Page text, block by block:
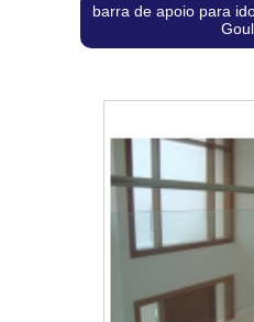
barra de apoio para